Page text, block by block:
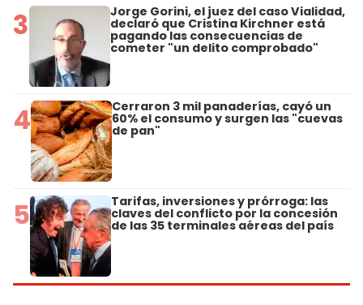
3 Jorge Gorini, el juez del caso Vialidad,
declaró que Cristina Kirchner está
pagando las consecuencias de
cometer "un delito comprobado"
4 Cerraron 3 mil panaderías, cayó un
60% el consumo y surgen las "cuevas
de pan"
5 Tarifas, inversiones y prórroga: las
claves del conflicto por la concesión
de las 35 terminales aéreas del país